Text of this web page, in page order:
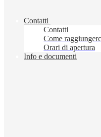
Contatti
Contatti
Come
Orari di apertura
Info e documenti